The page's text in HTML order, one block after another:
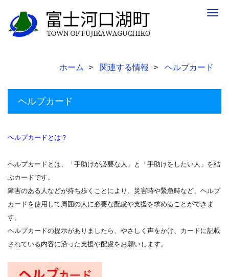
ホーム 関連する情報 ヘルプカード
ヘルプカード
ヘルプカードとは？
ヘルプカードとは、「手助けが必要な人」と「手助けをしたい人」を結
ぶカードです。
障害のある人などが持ち歩くことにより、災害時や緊急時など、ヘルプ
カードを使用して周囲の人に必要な配慮や支援を求めることができま
す。
ヘルプカードの提示がありましたら、やさしく声をかけ、カードに記載
されている内容に沿った支援や配慮をお願いします。